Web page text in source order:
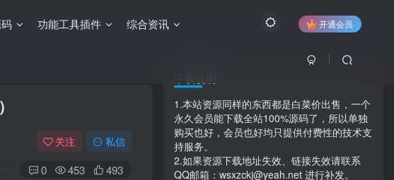
功能工具插件 综合资讯 开通会员
关注 私信
0 453 493
1.本站资源同样的东西都是白菜价出售，一个
永久会员能下载全站100%源码了，所以单独
购买也好，会员也好均只提供付费性的技术支
持服务。
2.如果资源下载地址失效、链接失效请联系
QQ邮箱：wsxzckj@yeah.net 进行补发。